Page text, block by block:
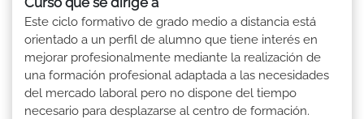
Este ciclo formativo de grado medio a distancia está
orientado a un perfil de alumno que tiene interés en
mejorar profesionalmente mediante la realización de
una formación profesional adaptada a las necesidades
del mercado laboral pero no dispone del tiempo
necesario para desplazarse al centro de formación.